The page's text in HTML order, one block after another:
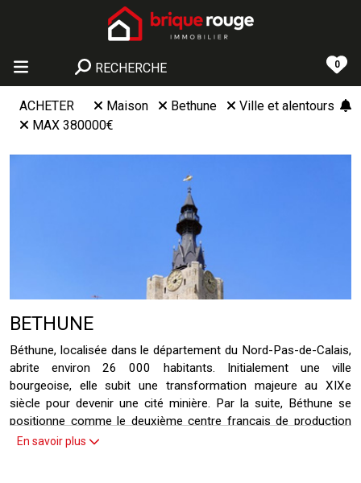
RECHERCHE 0
ACHETER Maison Bethune
Ville et alentours
MAX 380000€
BETHUNE
Béthune, localisée dans le département du Nord-Pas-de-Calais,
abrite environ 26 000 habitants. Initialement une ville
bourgeoise, elle subit une transformation majeure au XIXe
siècle pour devenir une cité minière. Par la suite, Béthune se
positionne comme le deuxième centre français de production
de pneumatiques après Clermont-Ferrand. La ville est
En savoir plus